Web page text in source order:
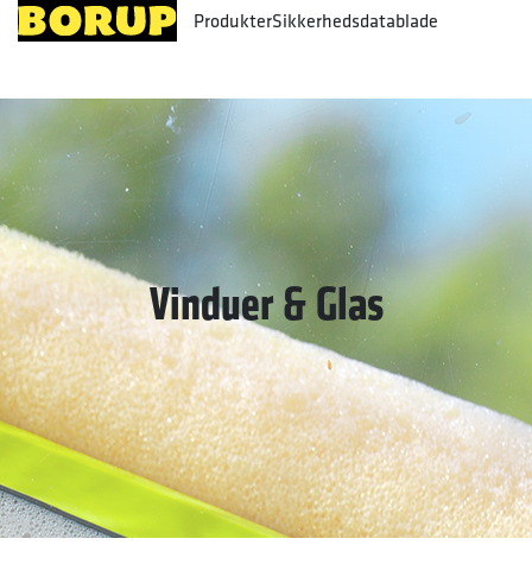
ProdukterSikkerhedsdatablade
Vinduer & Glas